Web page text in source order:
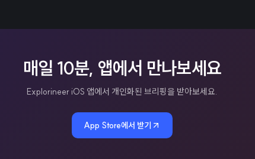
매일 10분, 앱에서 만나보세요
Explorineer iOS 앱에서 개인화된 브리핑을 받아보세요.
App Store에서 받기